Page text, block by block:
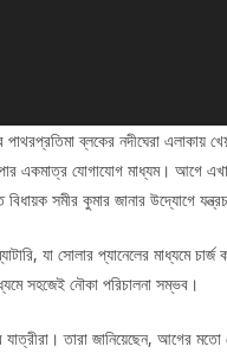
পাথরপ্রতিমা ব্লকের নদীঘেরা
একমাত্র যোগাযোগ মাধ্যম। আগে
সমীর কুমার জানার উদ্যোগে
যা সোলার প্যানেলের মাধ্যমে
সহজেই নৌকা পরিচালনা সম্ভব।
যাত্রীরা। তারা জানিয়েছেন, আগের